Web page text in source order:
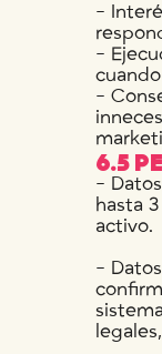
-
-
-
6.5
-
hasta
activo.
-